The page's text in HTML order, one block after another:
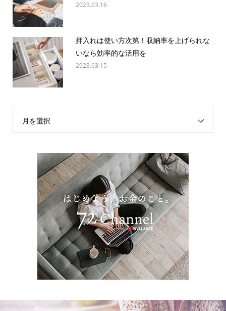
2023.03.16
押入れは使い方次第！収納率を上げられな
いなら効率的な活用を
2023.03.15
月を選択